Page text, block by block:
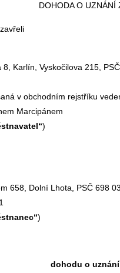
DOHODA O UZNÁNÍ
Karlín, Vyskočilova 215,
v obchodním rejstříku
Marcipánem
)
658, Dolní Lhota, PSČ 698 03
)
dohodu o